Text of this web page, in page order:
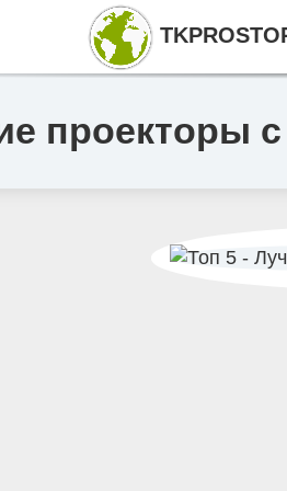
проекторы